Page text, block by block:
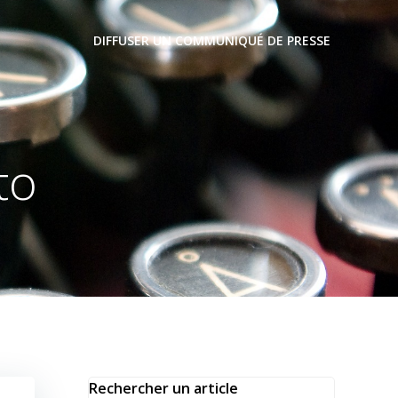
DIFFUSER UN COMMUNIQUÉ DE PRESSE
Rechercher un article